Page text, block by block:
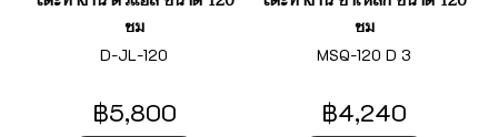
ซม
D-JL-120
฿5,800
ซม
MSQ-120 D 3
฿4,240